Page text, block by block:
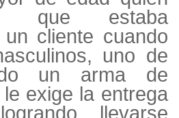
que estaba
cliente cuando
uno de
un arma de
exige la entrega
llevarse